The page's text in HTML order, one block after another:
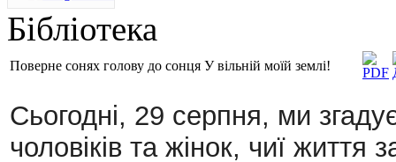
Бібліотека
Поверне сонях голову до сонця У вільній моїй землі!
Сьогодні, 29 серпня, ми
чоловіків та жінок, чиї